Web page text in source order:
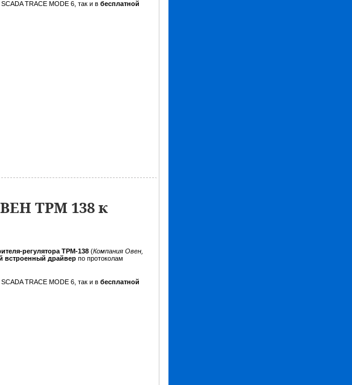
TRACE MODE 6, так и в бесплатной
ТРМ 138 к
регулятора ТРМ-138 (Компания Овен,
встроенный драйвер по протоколам
TRACE MODE 6, так и в бесплатной